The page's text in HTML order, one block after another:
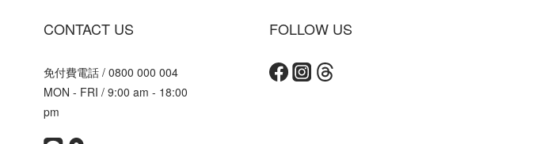
CONTACT US
免付費電話 / 0800 000 004
MON - FRI / 9:00 am - 18:00
pm
FOLLOW US